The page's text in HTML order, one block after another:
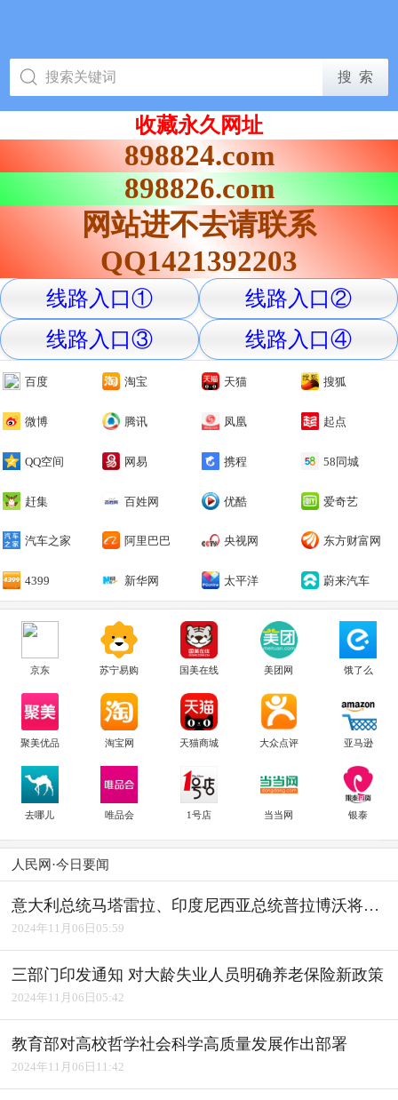
收藏永久网址
898824.com
898826.com
网站进不去请联系
QQ1421392203
线路入口①
线路入口②
线路入口③
线路入口④
百度 淘宝 天猫 搜狐
微博 腾讯 凤凰 起点
QQ空间 网易 携程 58同城
赶集 百姓网 优酷 爱奇艺
汽车之家 阿里巴巴 央视网 东方财富网
4399 新华网 太平洋 蔚来汽车
京东 苏宁易购 国美在线 美团网 饿了么
聚美优品 淘宝网 天猫商城 大众点评 亚马逊
去哪儿 唯品会 1号店 当当网 银泰
人民网·今日要闻
意大利总统马塔雷拉、印度尼西亚总统普拉博沃将访华
2024年11月06日05:59
三部门印发通知 对大龄失业人员明确养老保险新政策
2024年11月06日05:42
教育部对高校哲学社会科学高质量发展作出部署
2024年11月06日11:42